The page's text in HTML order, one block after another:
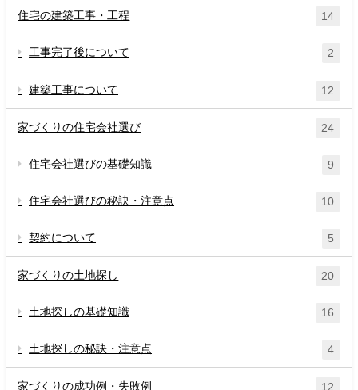
住宅の建築工事・工程 14
工事完了後について 2
建築工事について 12
家づくりの住宅会社選び 24
住宅会社選びの基礎知識 9
住宅会社選びの秘訣・注意点 10
契約について 5
家づくりの土地探し 20
土地探しの基礎知識 16
土地探しの秘訣・注意点 4
家づくりの成功例・失敗例 12